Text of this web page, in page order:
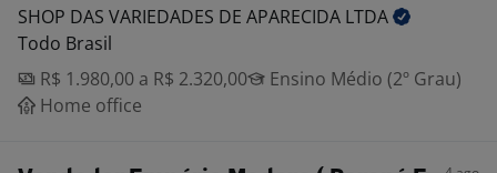
SHOP DAS VARIEDADES DE APARECIDA LTDA
Todo Brasil
R$ 1.980,00 a R$ 2.320,00
Ensino Médio (2º Grau)
Home office